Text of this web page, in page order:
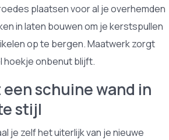
plaatsen voor al je overhemden
in laten bouwen om je kerstspullen
op te bergen. Maatwerk zorgt
hoekje onbenut blijft.
een schuine wand in
stijl
je zelf het uiterlijk van je nieuwe